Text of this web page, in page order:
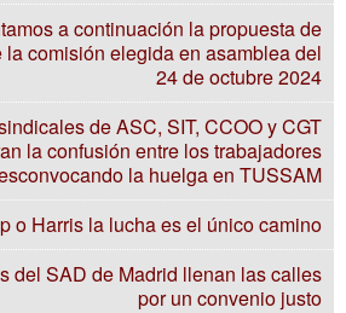
a continuación la propuesta de
comisión elegida en asamblea del
24 de octubre 2024
de ASC, SIT, CCOO y CGT
la confusión entre los trabajadores
la huelga en TUSSAM
o Harris la lucha es el único camino
del SAD de Madrid llenan las calles
por un convenio justo